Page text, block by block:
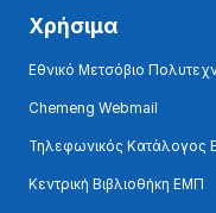
Χρήσιμα
Εθνικό Μετσόβιο
Chemeng Webmail
Τηλεφωνικός Κατάλογος
Κεντρική Βιβλιοθήκη ΕΜΠ